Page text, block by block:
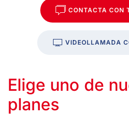
CONTACTA CON
VIDEOLLAMADA
Elige uno de
planes